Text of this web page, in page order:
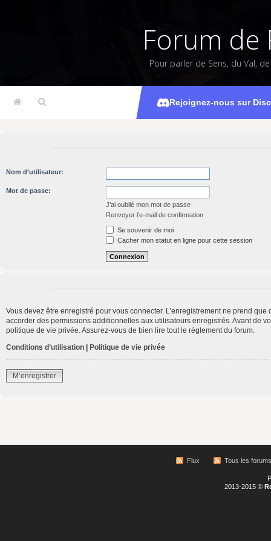
Forum de
Pour parler de Sens, du Val,
Rejoignez-nous sur
Nom d’utilisateur:
Mot de passe:
J’ai oublié mon mot de passe
Renvoyer l’e-mail de confirmation
Se souvenir de moi
Cacher mon statut en ligne pour cette session
Vous devez être enregistré pour vous connecter. L’enregistrement ne prend
accorder des permissions additionnelles aux utilisateurs enregistrés. Avant de
politique de vie privée. Assurez-vous de bien lire tout le règlement du forum.
Conditions d’utilisation
Politique de vie privée
M’enregistrer
Flux Tous les forums
2013-2015 ©